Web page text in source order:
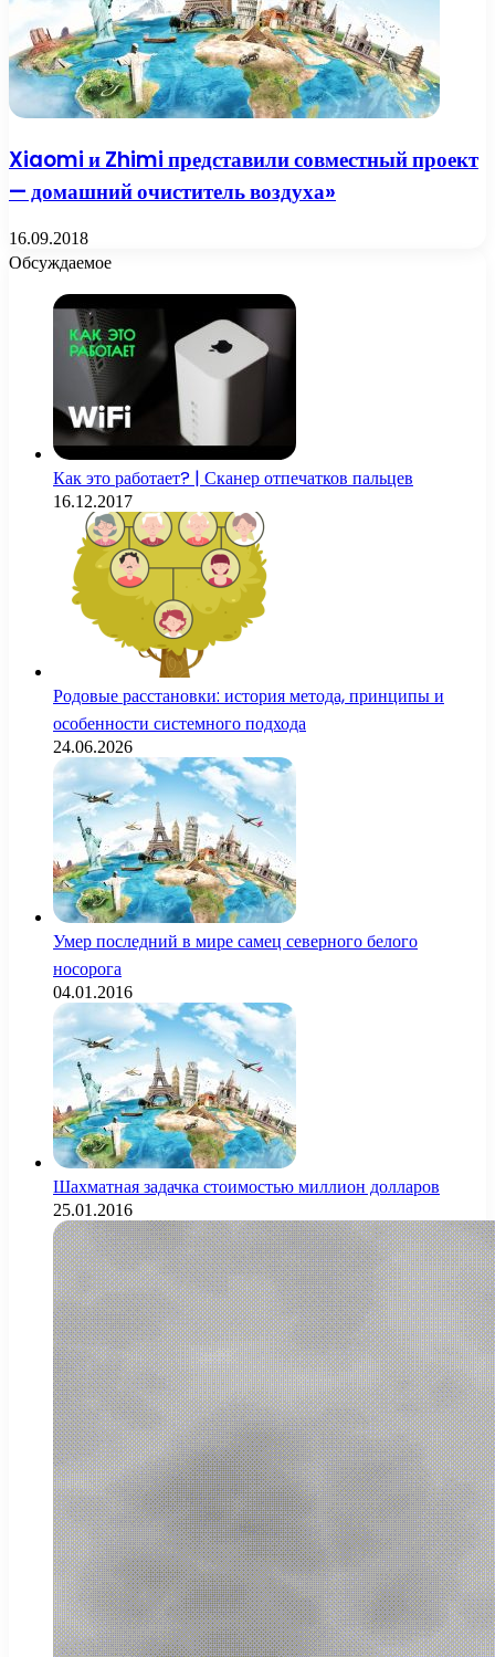
Xiaomi и Zhimi представили совместный проект
— домашний очиститель воздуха»
16.09.2018
Обсуждаемое
Как это работает? | Сканер отпечатков пальцев
16.12.2017
Родовые расстановки: история метода, принципы и
особенности системного подхода
24.06.2026
Умер последний в мире самец северного белого
носорога
04.01.2016
Шахматная задачка стоимостью миллион долларов
25.01.2016